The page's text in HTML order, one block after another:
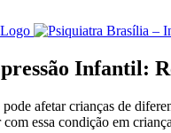
Infantil:
afetar crianças de
essa condição em